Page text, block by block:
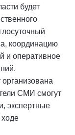
будет
координацию
и оперативное
СМИ смогут
экспертные